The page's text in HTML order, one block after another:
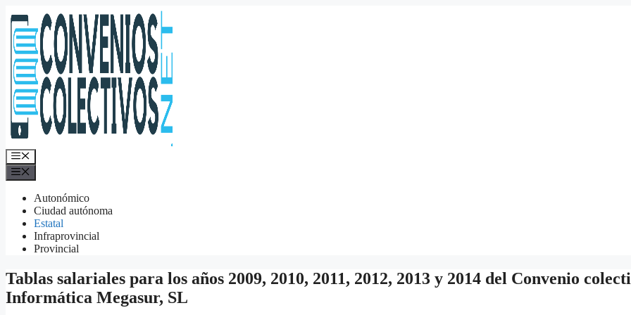
al
contenido
Menú
Autonómico
Ciudad autónoma
Estatal
Infraprovincial
Provincial
Tablas salariales para los años 2009, 2010, 2011, 2012, 2013 y 2014 del Convenio
Informática Megasur, SL